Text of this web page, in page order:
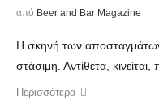
από Beer and Bar Magazine
Η σκηνή των αποσταγμάτων
στάσιμη. Αντίθετα, κινείται,
Περισσότερα